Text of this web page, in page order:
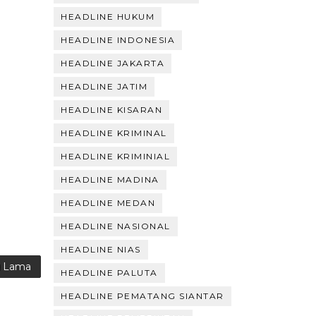
Lama
HEADLINE HUKUM
HEADLINE INDONESIA
HEADLINE JAKARTA
HEADLINE JATIM
HEADLINE KISARAN
HEADLINE KRIMINAL
HEADLINE KRIMINIAL
HEADLINE MADINA
HEADLINE MEDAN
HEADLINE NASIONAL
HEADLINE NIAS
HEADLINE PALUTA
HEADLINE PEMATANG SIANTAR